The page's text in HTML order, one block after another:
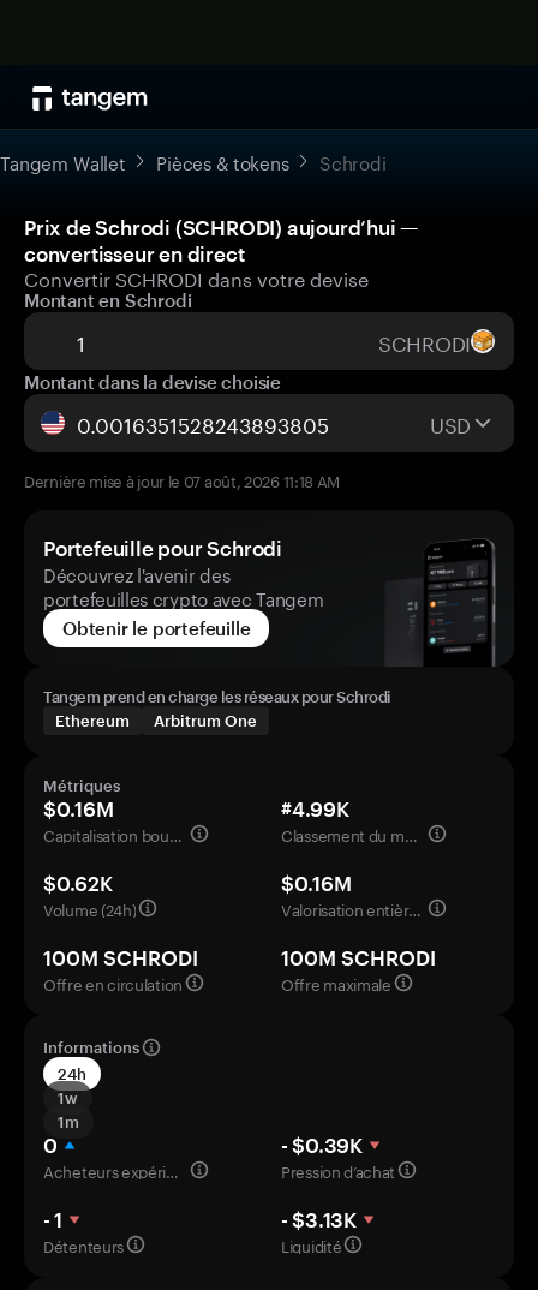
Tangem Wallet Pièces & tokens Schrodi
Prix de Schrodi (SCHRODI) aujourd’hui —
convertisseur en direct
Convertir SCHRODI dans votre devise
Montant en Schrodi
SCHRODI
Montant dans la devise choisie
USD
Dernière mise à jour le 07 août, 2026 11:18 AM
Portefeuille pour Schrodi
Découvrez l'avenir des
portefeuilles crypto avec Tangem
Obtenir le portefeuille
Tangem prend en charge les réseaux pour Schrodi
Ethereum
Arbitrum One
Métriques
$0.16M
Capitalisation boursière
#4.99K
Classement du marché
$0.62K
Volume (24h)
$0.16M
Valorisation entièrement diluée
100M SCHRODI
Offre en circulation
100M SCHRODI
Offre maximale
Informations
24h
1w
1m
0
Acheteurs expérimentés
- $0.39K
Pression d’achat
- 1
Détenteurs
- $3.13K
Liquidité